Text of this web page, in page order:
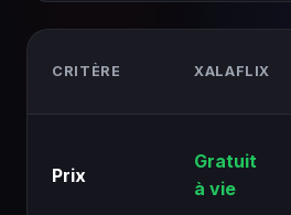
CRITÈRE XALAFLIX
Prix
Gratuit
à vie